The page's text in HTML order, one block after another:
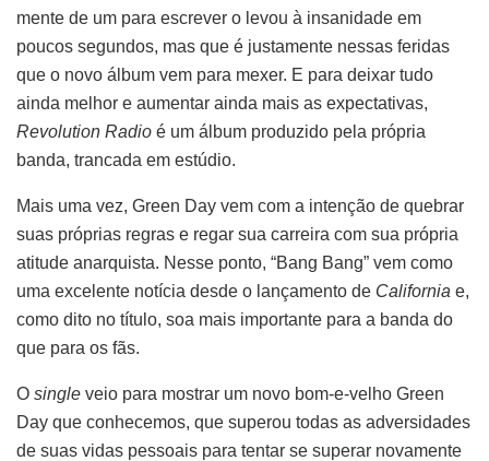
mente de um para escrever o levou à insanidade em
poucos segundos, mas que é justamente nessas feridas
que o novo álbum vem para mexer. E para deixar tudo
ainda melhor e aumentar ainda mais as expectativas,
Revolution Radio é um álbum produzido pela própria
banda, trancada em estúdio.
Mais uma vez, Green Day vem com a intenção de quebrar
suas próprias regras e regar sua carreira com sua própria
atitude anarquista. Nesse ponto, “Bang Bang” vem como
uma excelente notícia desde o lançamento de California e,
como dito no título, soa mais importante para a banda do
que para os fãs.
O single veio para mostrar um novo bom-e-velho Green
Day que conhecemos, que superou todas as adversidades
de suas vidas pessoais para tentar se superar novamente